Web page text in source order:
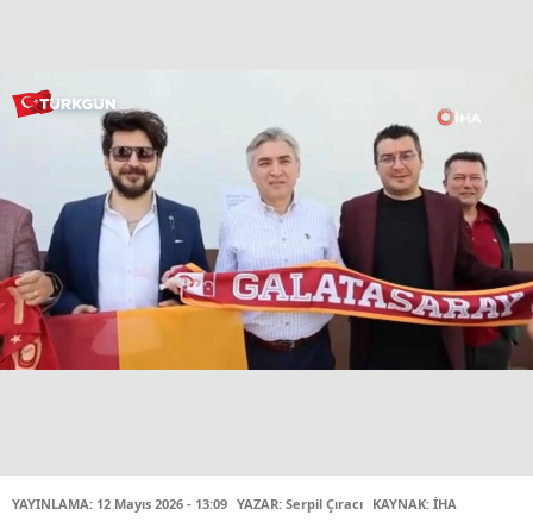
YAYINLAMA: 12 Mayıs 2026 - 13:09 YAZAR: Serpil Çıracı KAYNAK: İHA